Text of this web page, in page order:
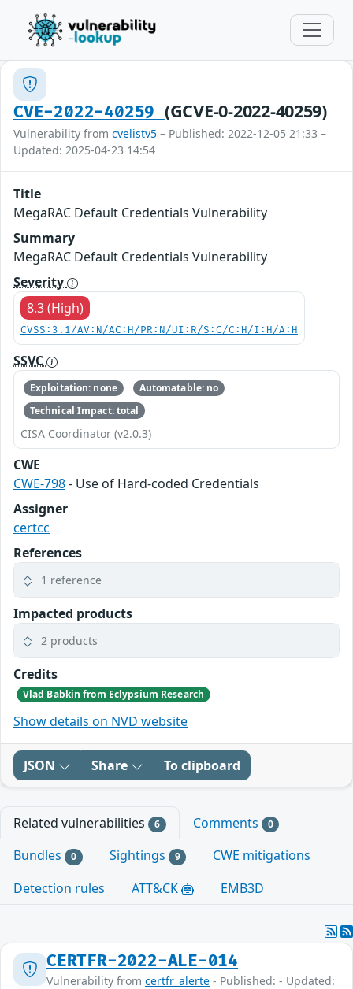
CVE-2022-40259 (GCVE-0-2022-40259)
Vulnerability from cvelistv5 – Published: 2022-12-05 21:33 –
Updated: 2025-04-23 14:54
Title
MegaRAC Default Credentials Vulnerability
Summary
MegaRAC Default Credentials Vulnerability
Severity
8.3 (High)
CVSS:3.1/AV:N/AC:H/PR:N/UI:R/S:C/C:H/I:H/A:H
SSVC
Exploitation: none
Automatable: no
Technical Impact: total
CISA Coordinator (v2.0.3)
CWE
CWE-798- Use of Hard-coded Credentials
Assigner
certcc
References
1 reference
Impacted products
2 products
Credits
Vlad Babkin from Eclypsium Research
Show details on NVD website
JSON Share To clipboard
Related vulnerabilities 6 Comments 0
Bundles 0 Sightings 9
CWE mitigations
Detection rules
ATT&CK EMB3D
CERTFR-2022-ALE-014
Vulnerability from certfr_alerte - Published: - Updated: